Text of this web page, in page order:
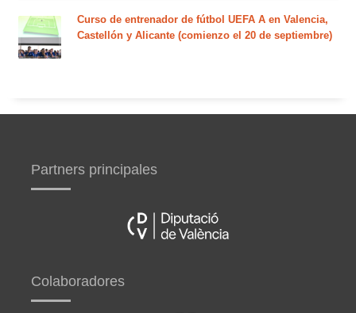
Curso de entrenador de fútbol UEFA A en Valencia,
Castellón y Alicante (comienzo el 20 de septiembre)
Partners principales
Colaboradores